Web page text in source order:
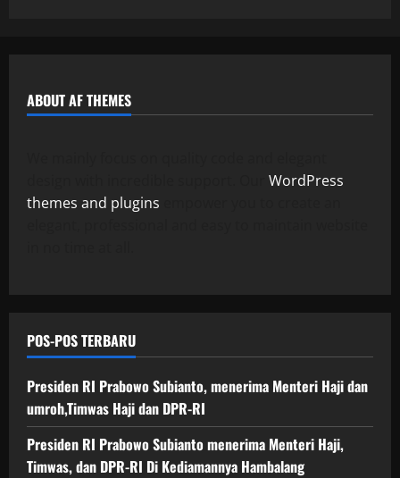
ABOUT AF THEMES
WordPress
themes and plugins
POS-POS TERBARU
Presiden RI Prabowo Subianto, menerima Menteri Haji dan
umroh,Timwas Haji dan DPR-RI
Presiden RI Prabowo Subianto menerima Menteri Haji,
Timwas, dan DPR-RI Di Kediamannya Hambalang